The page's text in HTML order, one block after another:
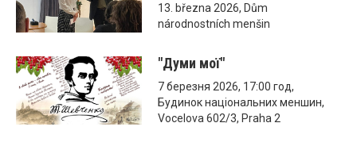
13. března 2026, Dům
národnostních menšin
"Думи мої"
7 березня 2026, 17:00 год,
Будинок національних меншин,
Vocelova 602/3, Praha 2